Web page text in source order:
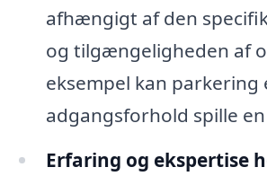
afhængigt af den
og tilgængeligheden af
eksempel kan parkering
adgangsforhold spille
Erfaring og ekspertise